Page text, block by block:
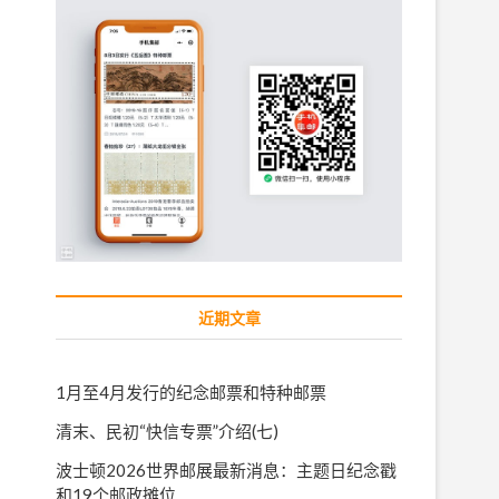
近期文章
1月至4月发行的纪念邮票和特种邮票
清末、民初“快信专票”介绍(七)
波士顿2026世界邮展最新消息：主题日纪念戳
和19个邮政摊位